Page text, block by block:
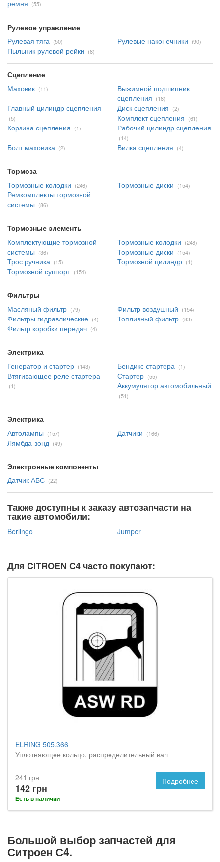
ремня (55)
Рулевое управление
Рулевая тяга (50) Рулевые наконечники (90)
Пыльник рулевой рейки (8)
Сцепление
Маховик (11)
Выжимной подшипник
сцепления (18)
Главный цилиндр сцепления
(5)
Диск сцепления (2)
Комплект сцепления (61)
Корзина сцепления (1) Рабочий цилиндр сцепления
(14)
Болт маховика (2) Вилка сцепления (4)
Тормоза
Тормозные колодки (246) Тормозные диски (154)
Ремкомплекты тормозной
системы (86)
Тормозные элементы
Комплектующие тормозной
системы (36)
Тормозные колодки (246)
Тормозные диски (154)
Трос ручника (15) Тормозной цилиндр (1)
Тормозной суппорт (154)
Фильтры
Масляный фильтр (79) Фильтр воздушный (154)
Фильтры гидравлические (4) Топливный фильтр (83)
Фильтр коробки передач (4)
Электрика
Генератор и стартер (143) Бендикс стартера (1)
Втягивающее реле стартера
(1)
Стартер (55)
Аккумулятор автомобильный
(51)
Электрика
Автолампы (157) Датчики (166)
Лямбда-зонд (49)
Электронные компоненты
Датчик АБС (22)
Также доступны к заказу автозапчасти на
такие автомобили:
Berlingo Jumper
Для CITROEN C4 часто покупают:
ELRING 505.366
Уплотняющее кольцо, распределительный вал
241 грн
142 грн
Есть в наличии
Подробнее
Большой выбор запчастей для
Ситроен С4.